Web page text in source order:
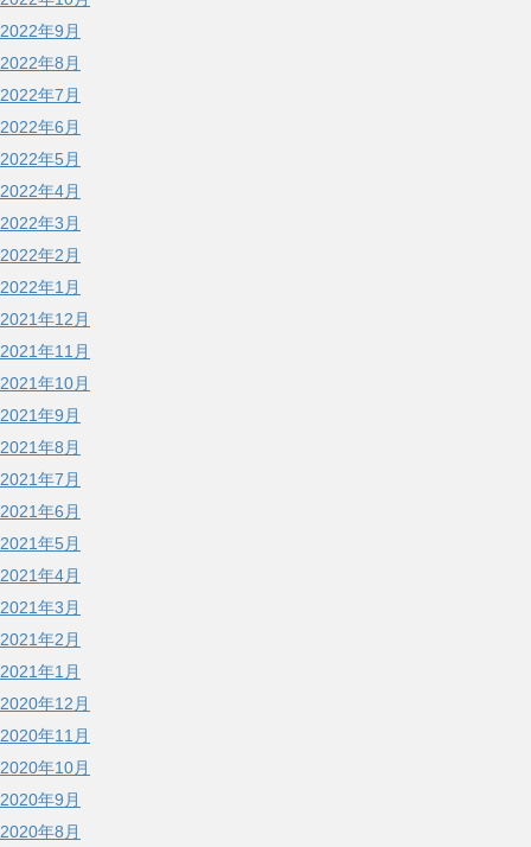
2022年9月
2022年8月
2022年7月
2022年6月
2022年5月
2022年4月
2022年3月
2022年2月
2022年1月
2021年12月
2021年11月
2021年10月
2021年9月
2021年8月
2021年7月
2021年6月
2021年5月
2021年4月
2021年3月
2021年2月
2021年1月
2020年12月
2020年11月
2020年10月
2020年9月
2020年8月